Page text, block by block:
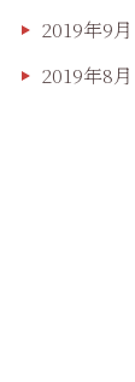
2019年9月
2019年8月